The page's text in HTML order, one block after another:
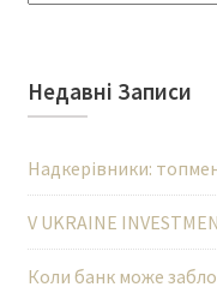
Недавні Записи
Надкерівники:
V UKRAINE
Коли банк може